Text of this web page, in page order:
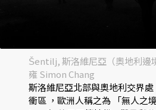
Šentilj, 斯洛維尼亞（奧地利邊
雍 Simon Chang
斯洛維尼亞北部與奧地利交界
衝區 ，歐洲人稱之為 「無人之